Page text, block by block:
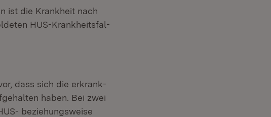
ist die Krankheit nach
HUS-Krankheitsfal­
dass sich die erkrank­
haben. Bei zwei
beziehungsweise